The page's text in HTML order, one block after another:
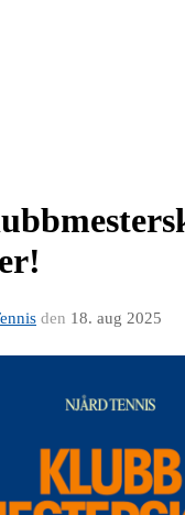
den 18. aug 2025